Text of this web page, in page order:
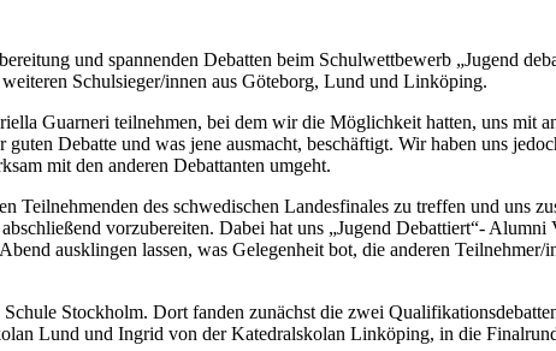
und spannenden Debatten beim Schulwettbewerb „Jugend
Schulsieger/innen aus Göteborg, Lund und Linköping.
Guarneri teilnehmen, bei dem wir die Möglichkeit hatten, uns mit
Debatte und was jene ausmacht, beschäftigt. Wir haben uns
mit den anderen Debattanten umgeht.
Teilnehmenden des schwedischen Landesfinales zu treffen und uns
vorzubereiten. Dabei hat uns „Jugend Debattiert“-
ausklingen lassen, was Gelegenheit bot, die anderen
Stockholm. Dort fanden zunächst die zwei
Lund und Ingrid von der Katedralskolan Linköping, in die